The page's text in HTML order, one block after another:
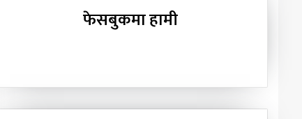
फेसबुकमा हामी